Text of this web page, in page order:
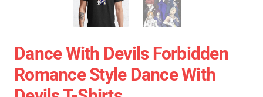
Dance With Devils Forbidden
Romance Style Dance With